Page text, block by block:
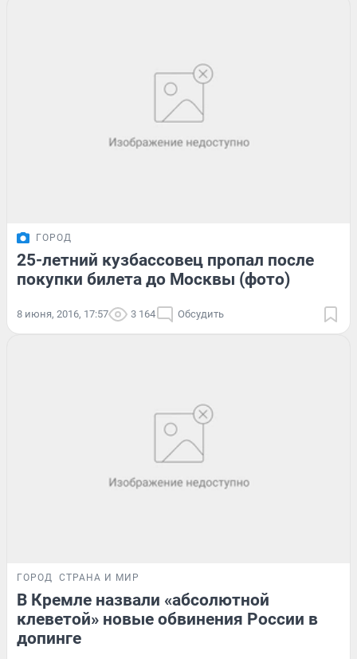
ГОРОД
25-летний кузбассовец пропал после
покупки билета до Москвы (фото)
8 июня, 2016, 17:57 3 164 Обсудить
ГОРОД СТРАНА И МИР
В Кремле назвали «абсолютной
клеветой» новые обвинения России в
допинге